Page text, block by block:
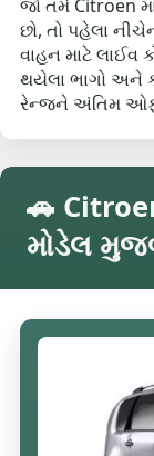
જો તમે Citroen
છો, તો પહેલા
વાહન માટે લાઈવ
થયેલા ભાગો
રેન્જને અંતિમ
🚗
મોડેલ